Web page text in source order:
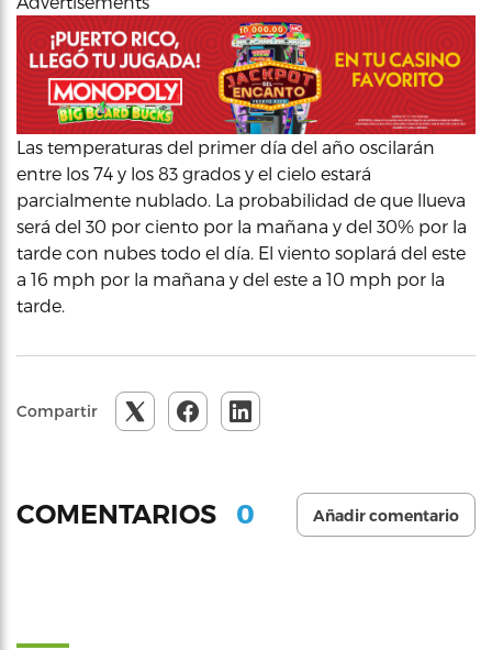
Las temperaturas del primer día del año oscilarán
entre los 74 y los 83 grados y el cielo estará
parcialmente nublado. La probabilidad de que llueva
será del 30 por ciento por la mañana y del 30% por la
tarde con nubes todo el día. El viento soplará del este
a 16 mph por la mañana y del este a 10 mph por la
tarde.
Compartir
COMENTARIOS 0 Añadir comentario